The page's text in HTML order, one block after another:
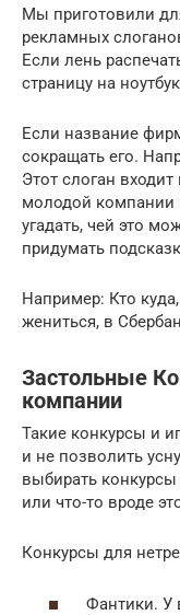
Мы приготовили
рекламных
Если лень
страницу на
Если название
сокращать его.
Этот слоган
молодой компании
угадать, чей это
придумать
Например: Кто
жениться, в
Застольные
компании
Такие конкурсы и
и не позволить
выбирать
или что-то вроде
Конкурсы для
Фантики. У